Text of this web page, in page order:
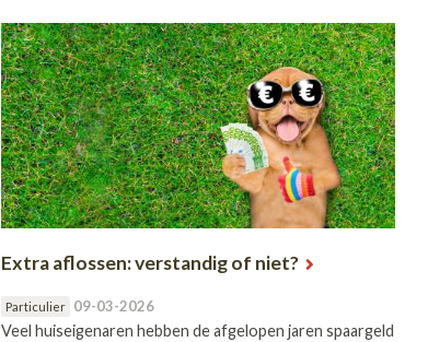
Extra aflossen: verstandig of niet?
Particulier 09-03-2026
Veel huiseigenaren hebben de afgelopen jaren spaargeld